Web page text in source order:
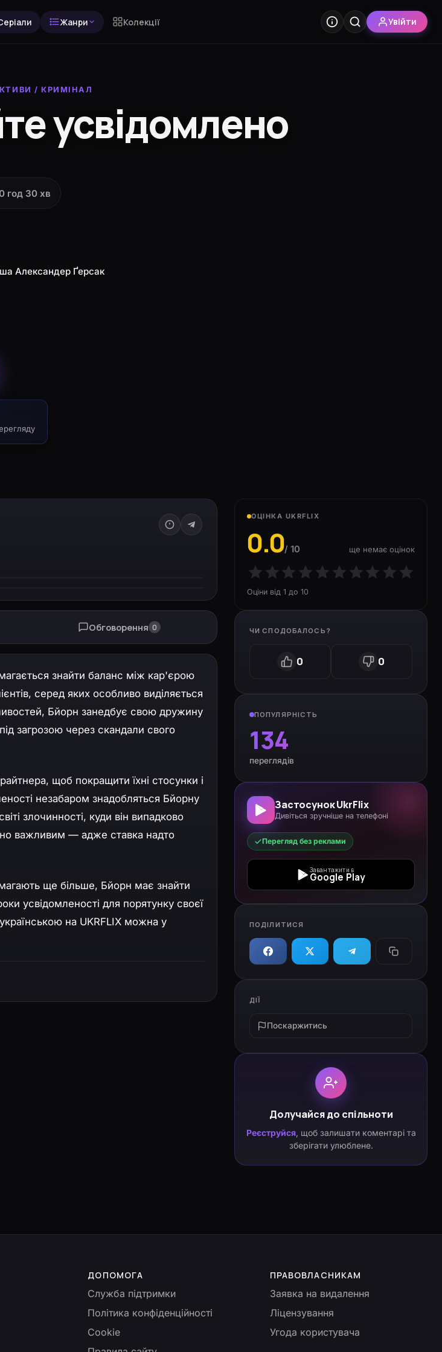
Жанри Колекції Увійти
/КРИМІНАЛ
усвідомлено
год 30 хв
Александер Ґерсак
Обговорення 0
знайти баланс між кар'єрою
серед яких особливо виділяється
Бйорн занедбує свою дружину
загрозою через скандали свого
щоб покращити їхні стосунки і
незабаром знадобляться Бйорну
злочинності, куди він випадково
важливим — адже ставка надто
ще більше, Бйорн має знайти
усвідомленості для порятунку своєї
на UKRFLIX можна у
ОЦІНКА UKRFLIX
0.0/ 10 ще немає оцінок
Оціни від 1 до 10
ЧИ СПОДОБАЛОСЬ?
0 0
ПОПУЛЯРНІСТЬ
134
переглядів
Застосунок UkrFlix
Дивіться зручніше на телефоні
Перегляд без реклами
Завантажити в
Google Play
ПОДІЛИТИСЯ
ДІЇ
Поскаржитись
Долучайся до спільноти
Реєструйся, щоб залишати коментарі та
зберігати улюблене.
ДОПОМОГА
Служба підтримки
Політика конфіденційності
Cookie
ПРАВОВЛАСНИКАМ
Заявка на видалення
Ліцензування
Угода користувача